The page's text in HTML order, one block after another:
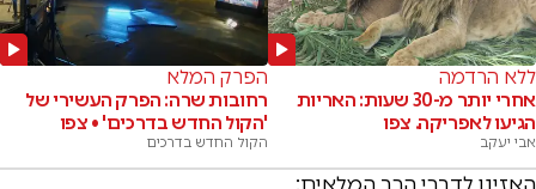
ללא הרדמה
אחרי יותר מ-30 שעות: האריות
הגיעו לאפריקה. צפו
אבי יעקב
הפרק המלא
רחובות שרה: הפרק העשירי של
'הקול החדש בדרכים' • צפו
הקול החדש בדרכים